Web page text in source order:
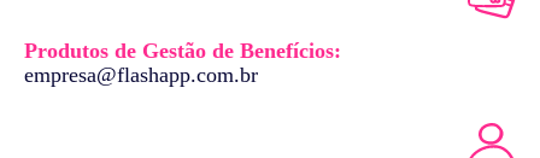
Produtos de Gestão de Benefícios:
empresa@flashapp.com.br